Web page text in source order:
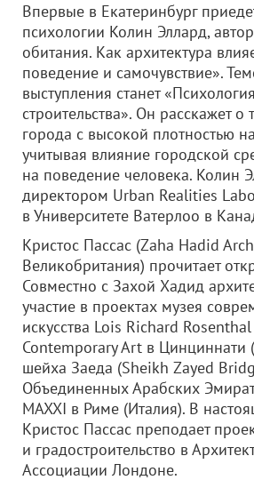
Впервые в Екатеринбург
психологии Колин Эллард,
обитания. Как архитектура
поведение и самочувствие».
выступления станет
строительства». Он расскажет о
города с высокой плотностью
учитывая влияние городской
на поведение человека. Колин
директором Urban Realities
в Университете Ватерлоо в
Кристос Пассас (Zaha Hadid
Великобритания) прочитает
Совместно с Захой Хадид
участие в проектах музея
искусства Lois Richard
Contemporary Art в Цинциннати
шейха Заеда (Sheikh Zayed
Объединенных Арабских
MAXXI в Риме (Италия). В
Кристос Пассас преподает
и градостроительство в
Ассоциации Лондоне.